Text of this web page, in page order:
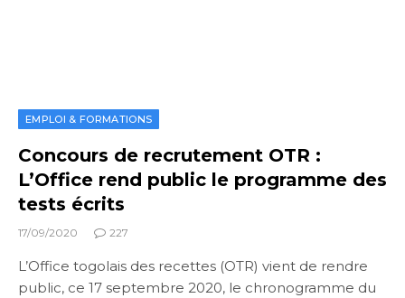
EMPLOI & FORMATIONS
Concours de recrutement OTR :
L’Office rend public le programme des
tests écrits
17/09/2020 227
L’Office togolais des recettes (OTR) vient de rendre
public, ce 17 septembre 2020, le chronogramme du